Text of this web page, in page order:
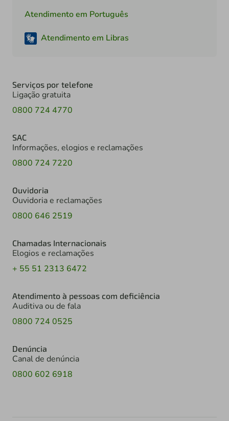
Atendimento em Português
Atendimento em Libras
Serviços por telefone
Ligação gratuita
0800 724 4770
SAC
Informações, elogios e reclamações
0800 724 7220
Ouvidoria
Ouvidoria e reclamações
0800 646 2519
Chamadas Internacionais
Elogios e reclamações
+ 55 51 2313 6472
Atendimento à pessoas com deficiência
Auditiva ou de fala
0800 724 0525
Denúncia
Canal de denúncia
0800 602 6918